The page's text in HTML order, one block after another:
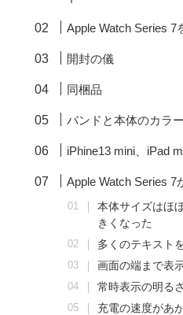
AppleWatch Series 7
開封の儀
同梱品
バンドと本体のカラ
iPhine13 mini、iPad
Apple Watch Series 7
本体サイズはほ
きくなった
多くのテキスト
画面の端まで表
常時表示の明る
充電の速度があ